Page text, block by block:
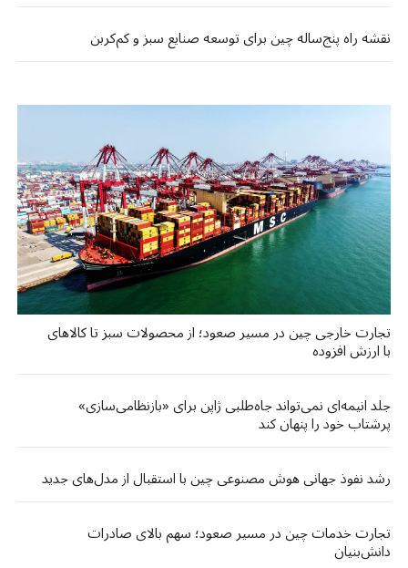
نقشه راه پنج‌ساله چین برای توسعه صنایع سبز و کم‌کربن
تجارت خارجی چین در مسیر صعود؛ از محصولات سبز تا کالاهای
با ارزش افزوده
جلد انیمه‌ای نمی‌تواند جاه‌طلبی ژاپن برای «بازنظامی‌سازی»
پرشتاب خود را پنهان کند
رشد نفوذ جهانی هوش مصنوعی چین با استقبال از مدل‌های جدید
تجارت خدمات چین در مسیر صعود؛ سهم بالای صادرات
دانش‌بنیان